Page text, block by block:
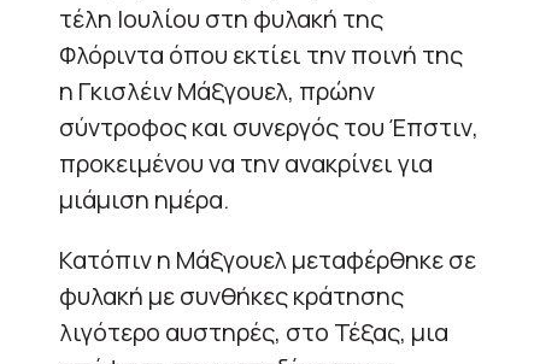
τέλη Ιουλίου στη φυλακή της
Φλόριντα όπου εκτίει την ποινή της
η Γκισλέιν Μάξγουελ, πρώην
σύντροφος και συνεργός του Έπστιν,
προκειμένου να την ανακρίνει για
μιάμιση ημέρα.
Κατόπιν η Μάξγουελ μεταφέρθηκε σε
φυλακή με συνθήκες κράτησης
λιγότερο αυστηρές, στο Τέξας, μια